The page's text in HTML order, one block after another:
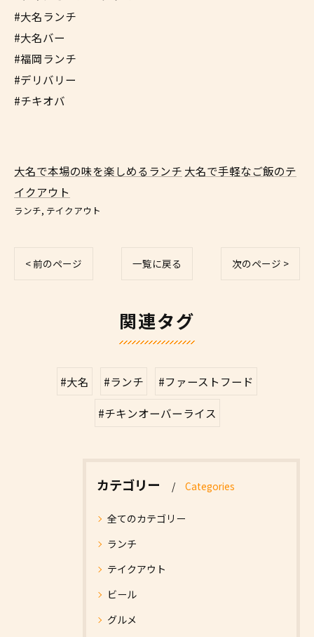
#大名ランチ
#大名バー
#福岡ランチ
#デリバリー
#チキオバ
大名で本場の味を楽しめるランチ 大名で手軽なご飯のテ
イクアウト
ランチ テイクアウト
< 前のページ 一覧に戻る 次のページ >
関連タグ
#大名 #ランチ #ファーストフード
#チキンオーバーライス
カテゴリー Categories
全てのカテゴリー
ランチ
テイクアウト
ビール
グルメ